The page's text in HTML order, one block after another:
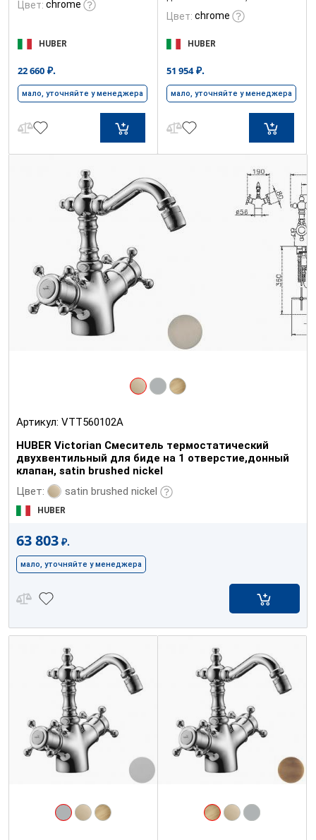
Цвет: chrome
HUBER
22 660 ₽.
мало, уточняйте у менеджера
Цвет: chrome
HUBER
51 954₽.
мало, уточняйте у менеджера
Артикул: VTT560102A
HUBER Victorian Смеситель термостатический
двухвентильный для биде на 1 отверстие,донный
клапан, satin brushed nickel
Цвет:
satin brushed nickel
HUBER
63 803 ₽.
мало, уточняйте у менеджера